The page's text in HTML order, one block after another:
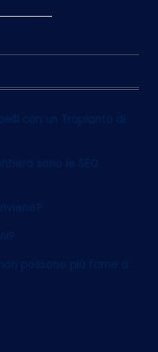
con un Trapianto di
sono le SEO
possono più farne a